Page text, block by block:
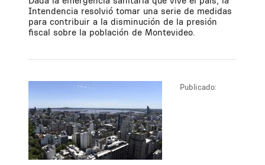
Intendencia resolvió tomar una serie de medidas
para contribuir a la disminución de la presión
fiscal sobre la población de Montevideo.
Publicado: